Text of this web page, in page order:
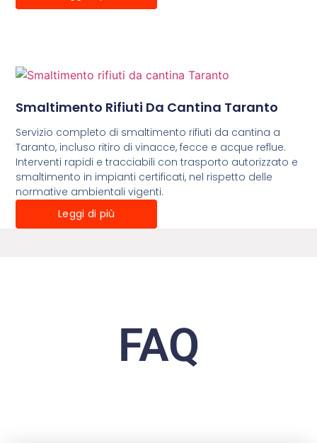
Smaltimento Rifiuti Da Cantina Taranto
Servizio completo di smaltimento rifiuti da cantina a
Taranto, incluso ritiro di vinacce, fecce e acque reflue.
Interventi rapidi e tracciabili con trasporto autorizzato e
smaltimento in impianti certificati, nel rispetto delle
normative ambientali vigenti.
Leggi di più
FAQ